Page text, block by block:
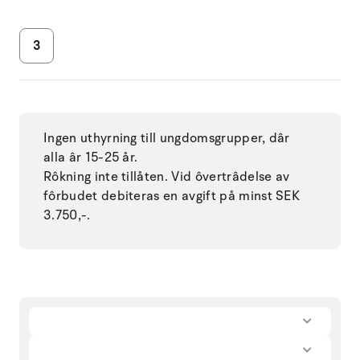
3
Ingen uthyrning till ungdomsgrupper, dâr
alla âr 15-25 år.
Rôkning inte tillåten. Vid ôvertrâdelse av
fôrbudet debiteras en avgift på minst SEK
3.750,-.